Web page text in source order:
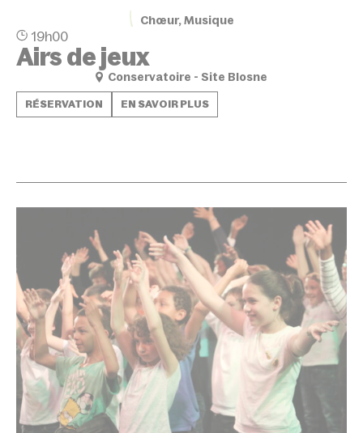
Chœur, Musique
19h00
Airs de jeux
Conservatoire - Site Blosne
RÉSERVATION EN SAVOIR PLUS